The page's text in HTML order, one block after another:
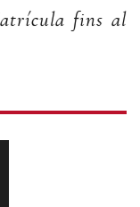
fins al